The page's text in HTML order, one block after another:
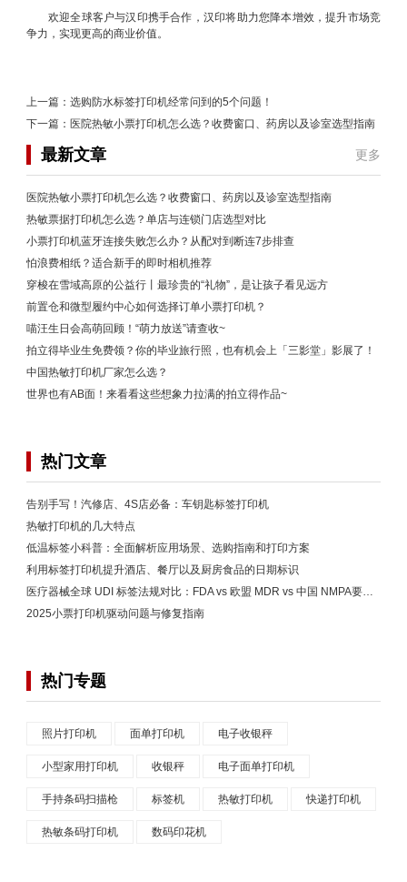
欢迎全球客户与汉印携手合作，汉印将助力您降本增效，提升市场竞
争力，实现更高的商业价值。
上一篇： 选购防水标签打印机经常问到的5个问题！
下一篇： 医院热敏小票打印机怎么选？收费窗口、药房以及诊室选型指南
最新文章 更多
医院热敏小票打印机怎么选？收费窗口、药房以及诊室选型指南
热敏票据打印机怎么选？单店与连锁门店选型对比
小票打印机蓝牙连接失败怎么办？从配对到断连7步排查
怕浪费相纸？适合新手的即时相机推荐
穿梭在雪域高原的公益行丨最珍贵的“礼物”，是让孩子看见远方
前置仓和微型履约中心如何选择订单小票打印机？
喵汪生日会高萌回顾！“萌力放送”请查收~
拍立得毕业生免费领？你的毕业旅行照，也有机会上「三影堂」影展了！
中国热敏打印机厂家怎么选？
世界也有AB面！来看看这些想象力拉满的拍立得作品~
热门文章
告别手写！汽修店、4S店必备：车钥匙标签打印机
热敏打印机的几大特点
低温标签小科普：全面解析应用场景、选购指南和打印方案
利用标签打印机提升酒店、餐厅以及厨房食品的日期标识
医疗器械全球 UDI 标签法规对比：FDA vs 欧盟 MDR vs 中国 NMPA要求解析
2025小票打印机驱动问题与修复指南
热门专题
照片打印机 面单打印机 电子收银秤
小型家用打印机 收银秤 电子面单打印机
手持条码扫描枪 标签机 热敏打印机 快递打印机
热敏条码打印机 数码印花机